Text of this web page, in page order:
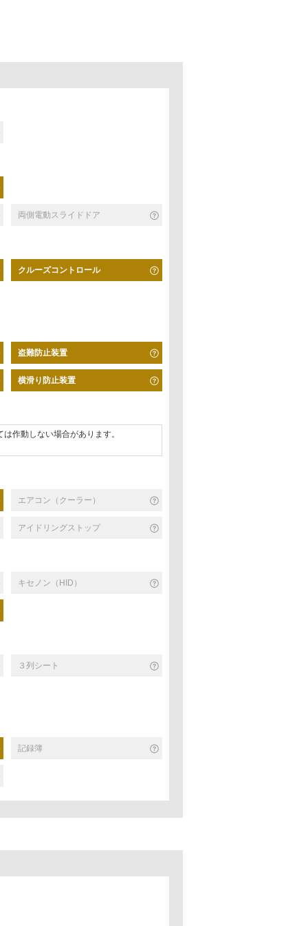
両側電動スライドドア
クルーズコントロール
盗難防止装置
横滑り防止装置
作動しない場合があります。
エアコン（クーラー）
アイドリングストップ
キセノン（HID）
３列シート
記録簿